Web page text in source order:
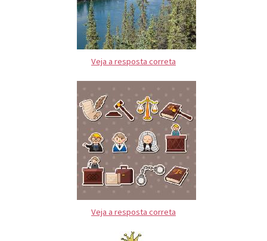
Veja a resposta correta
Veja a resposta correta